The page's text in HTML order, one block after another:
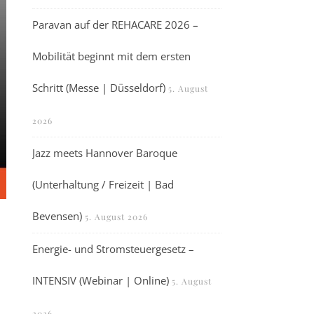
Paravan auf der REHACARE 2026 –
Mobilität beginnt mit dem ersten
Schritt (Messe | Düsseldorf) 5. August
2026
Jazz meets Hannover Baroque
(Unterhaltung / Freizeit | Bad
Bevensen) 5. August 2026
Energie- und Stromsteuergesetz –
INTENSIV (Webinar | Online) 5. August